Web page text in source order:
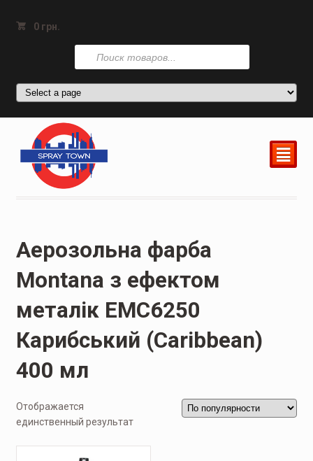
0 грн.
Поиск
товаров
²
Аерозольна фарба
Montana з ефектом
металік EMC6250
Карибський (Caribbean)
400 мл
Отображается
единственный результат